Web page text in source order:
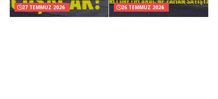
27 TEMMUZ 2026 26 TEMMUZ 2026